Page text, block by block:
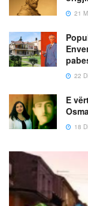
21
22
E
18